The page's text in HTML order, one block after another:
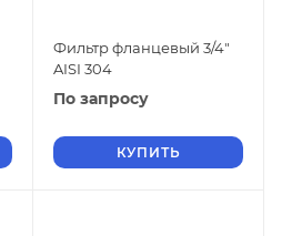
Фильтр фланцевый 3/4"
AISI 304
По запросу
КУПИТЬ